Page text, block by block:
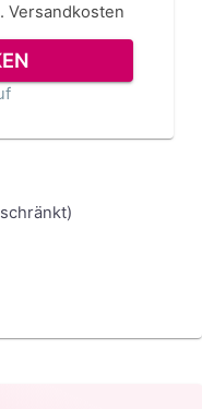
Versandkosten